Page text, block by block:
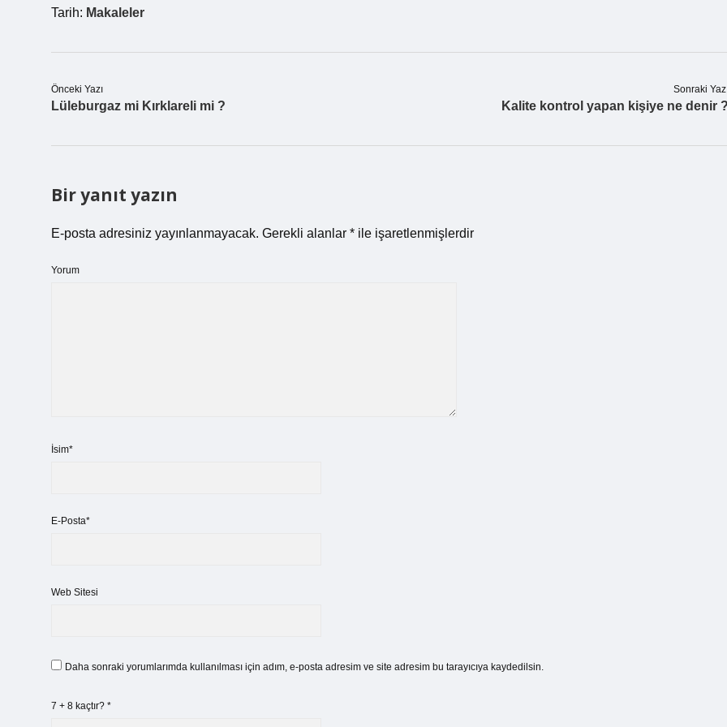
Tarih: Makaleler
Önceki Yazı
Lüleburgaz mi Kırklareli mi ?
Sonraki
Kalite kontrol yapan kişiye ne denir
Bir yanıt yazın
E-posta adresiniz yayınlanmayacak. Gerekli alanlar * ile işaretlenmişlerdir
Yorum
İsim*
E-Posta*
Web Sitesi
Daha sonraki yorumlarımda kullanılması için adım, e-posta adresim ve site adresim bu tarayıcıya kaydedilsin.
7 + 8 kaçtır? *